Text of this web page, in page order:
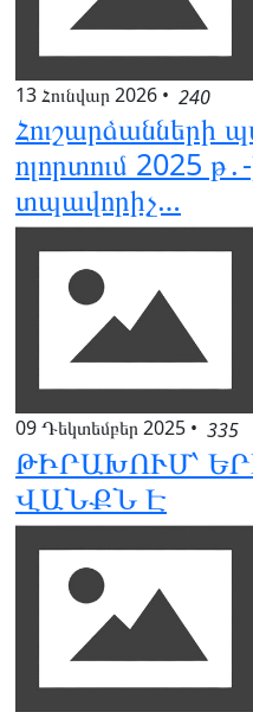
13 Հունվար 2026 • 240
Հուշարձանների
ոլորտում 2025
տպավորիչ…
09 Դեկտեմբեր 2025 • 335
ԹԻՐԱԽՈՒՄ՝
ՎԱՆՔՆ Է